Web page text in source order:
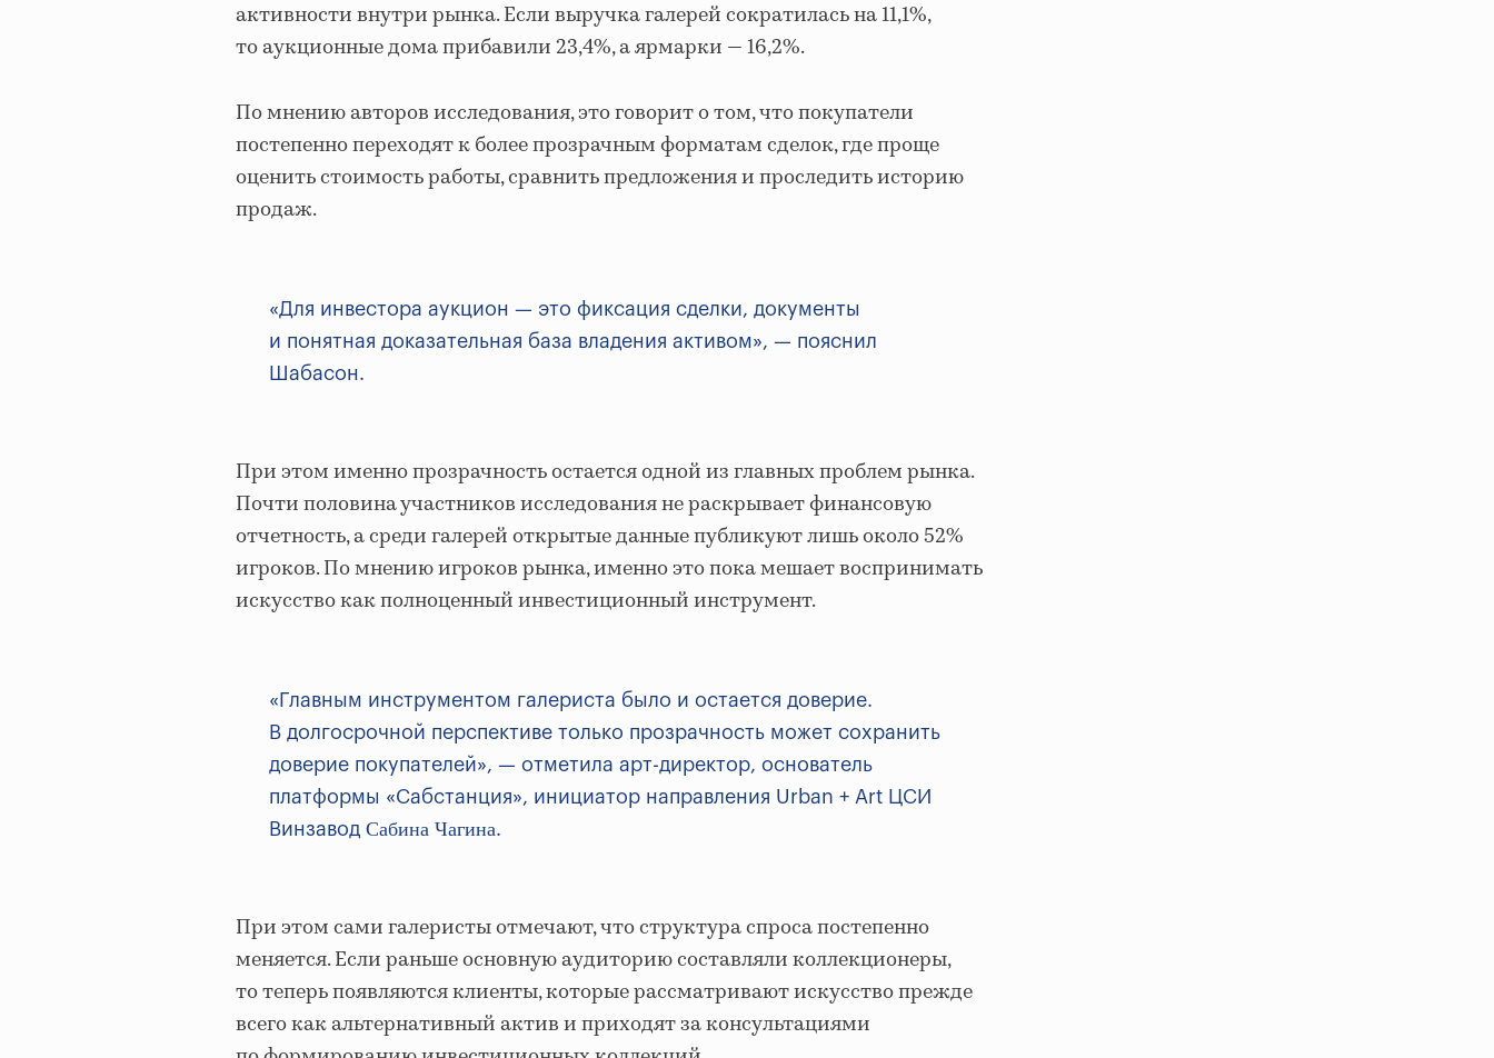
активности внутри рынка. Если выручка галерей сократилась на 11,1%,
то аукционные дома прибавили 23,4%, а ярмарки — 16,2%.
По мнению авторов исследования, это говорит о том, что покупатели
постепенно переходят к более прозрачным форматам сделок, где проще
оценить стоимость работы, сравнить предложения и проследить историю
продаж.
«Для инвестора аукцион — это фиксация сделки, документы
и понятная доказательная база владения активом», — пояснил
Шабасон.
При этом именно прозрачность остается одной из главных проблем рынка.
Почти половина участников исследования не раскрывает финансовую
отчетность, а среди галерей открытые данные публикуют лишь около 52%
игроков. По мнению игроков рынка, именно это пока мешает воспринимать
искусство как полноценный инвестиционный инструмент.
«Главным инструментом галериста было и остается доверие.
В долгосрочной перспективе только прозрачность может сохранить
доверие покупателей», — отметила арт-директор, основатель
платформы «Сабстанция», инициатор направления Urban + Art ЦСИ
Винзавод Сабина Чагина.
При этом сами галеристы отмечают, что структура спроса постепенно
меняется. Если раньше основную аудиторию составляли коллекционеры,
то теперь появляются клиенты, которые рассматривают искусство прежде
всего как альтернативный актив и приходят за консультациями